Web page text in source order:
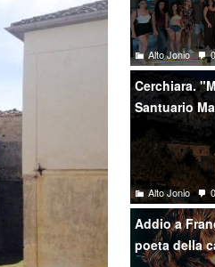
Alto Jonio 0
Cerchiara.
Santuario
Alto Jonio 0
Addio a
poeta della